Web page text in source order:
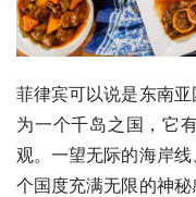
菲律宾可以说是东南
为一个千岛之国，它
观。一望无际的海岸
个国度充满无限的神